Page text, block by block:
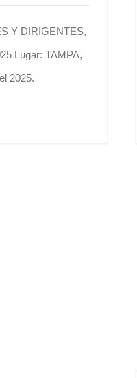
Y DIRIGENTES,
Lugar: TAMPA,
2025.